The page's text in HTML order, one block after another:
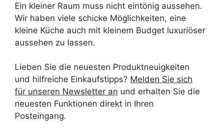
Ein kleiner Raum muss nicht eintönig aussehen.
Wir haben viele schicke Möglichkeiten, eine
kleine Küche auch mit kleinem Budget luxuriöser
aussehen zu lassen.
Lieben Sie die neuesten Produktneuigkeiten
und hilfreiche Einkaufstipps? Melden Sie sich
für unseren Newsletter an und erhalten Sie die
neuesten Funktionen direkt in Ihren
Posteingang.